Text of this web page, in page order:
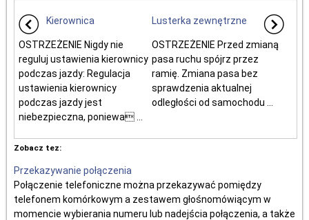
Kierownica
OSTRZEŻENIE Nigdy nie
reguluj ustawienia kierownicy
podczas jazdy: Regulacja
ustawienia kierownicy
podczas jazdy jest
niebezpieczna, poniewa ...
Lusterka zewnętrzne
OSTRZEŻENIE Przed zmianą
pasa ruchu spójrz przez
ramię. Zmiana pasa bez
sprawdzenia aktualnej
odległości od samochodu ...
Zobacz tez:
Przekazywanie połączenia
Połączenie telefoniczne można przekazywać pomiędzy
telefonem komórkowym a zestawem głośnomówiącym w
momencie wybierania numeru lub nadejścia połączenia, a także